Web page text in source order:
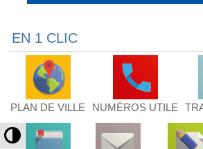
Passer en contraste élevé
EN 1 CLIC
PLAN DE VILLE NUMÉROS UTILE